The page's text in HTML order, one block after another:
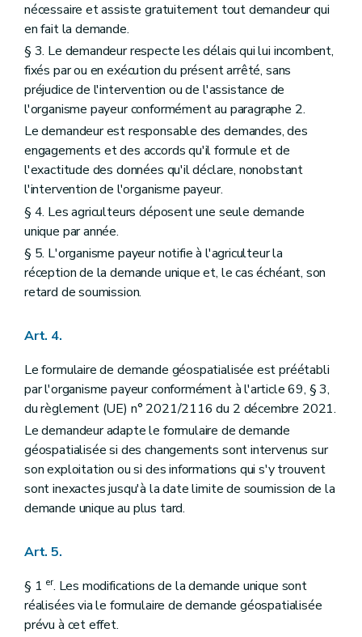
nécessaire et assiste gratuitement tout demandeur qui
en fait la demande.
§ 3. Le demandeur respecte les délais qui lui incombent,
fixés par ou en exécution du présent arrêté, sans
préjudice de l'intervention ou de l'assistance de
l'organisme payeur conformément au paragraphe 2.
Le demandeur est responsable des demandes, des
engagements et des accords qu'il formule et de
l'exactitude des données qu'il déclare, nonobstant
l'intervention de l'organisme payeur.
§ 4. Les agriculteurs déposent une seule demande
unique par année.
§ 5. L'organisme payeur notifie à l'agriculteur la
réception de la demande unique et, le cas échéant, son
retard de soumission.
Art. 4.
Le formulaire de demande géospatialisée est préétabli
par l'organisme payeur conformément à l'article 69, § 3,
du règlement (UE) n° 2021/2116 du 2 décembre 2021.
Le demandeur adapte le formulaire de demande
géospatialisée si des changements sont intervenus sur
son exploitation ou si des informations qui s'y trouvent
sont inexactes jusqu'à la date limite de soumission de la
demande unique au plus tard.
Art. 5.
§ 1 er. Les modifications de la demande unique sont
réalisées via le formulaire de demande géospatialisée
prévu à cet effet.